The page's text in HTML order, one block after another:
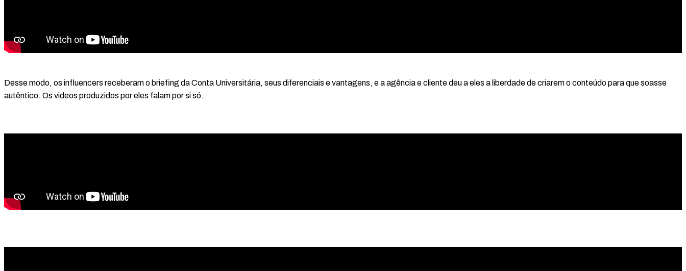
Desse modo, os influencers receberam o briefing da Conta Universitária, seus diferenciais e vantagens, e a agência e cliente deu a eles a liberdade de criarem o conteúdo para que soasse
autêntico. Os videos produzidos por eles falam por si só.